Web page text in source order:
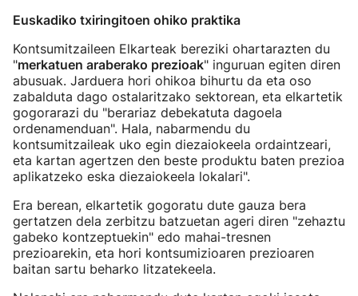
Euskadiko txiringitoen ohiko praktika
Kontsumitzaileen Elkarteak bereziki ohartarazten du
"merkatuen araberako prezioak" inguruan egiten diren
abusuak. Jarduera hori ohikoa bihurtu da eta oso
zabalduta dago ostalaritzako sektorean, eta elkartetik
gogorarazi du "berariaz debekatuta dagoela
ordenamenduan". Hala, nabarmendu du
kontsumitzaileak uko egin diezaiokeela ordaintzeari,
eta kartan agertzen den beste produktu baten prezioa
aplikatzeko eska diezaiokeela lokalari".
Era berean, elkartetik gogoratu dute gauza bera
gertatzen dela zerbitzu batzuetan ageri diren "zehaztu
gabeko kontzeptuekin" edo mahai-tresnen
prezioarekin, eta hori kontsumizioaren prezioaren
baitan sartu beharko litzatekeela.